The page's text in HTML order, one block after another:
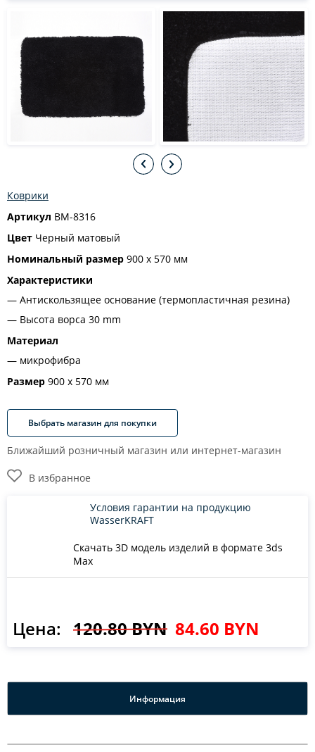
Коврики
Артикул BM-8316
Цвет Черный матовый
Номинальный размер 900 х 570 мм
Характеристики
Антискользящее основание (термопластичная резина)
Высота ворса 30 mm
Материал
микрофибра
Размер 900 х 570 мм
Выбрать магазин для покупки
Ближайший розничный магазин или интернет-магазин
В избранное
Скачать 3D модель изделий в формате 3ds
Max
Условия гарантии на продукцию
WasserKRAFT
Цена: 120.80 BYN 84.60 BYN
Информация